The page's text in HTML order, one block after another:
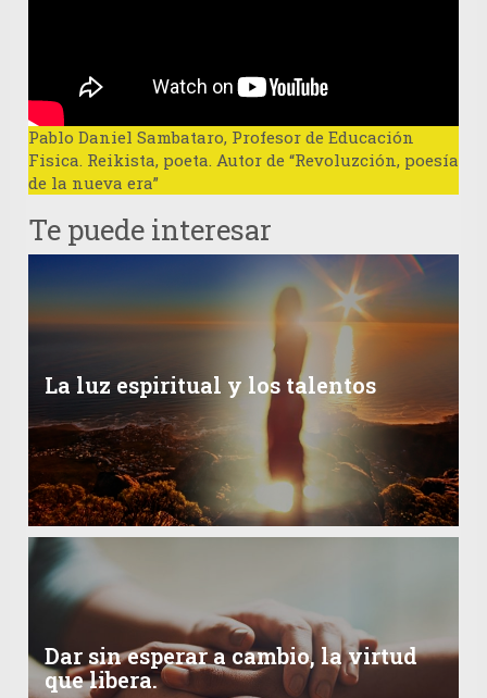
Pablo Daniel Sambataro, Profesor de Educación
Fisica. Reikista, poeta. Autor de “Revoluzción, poesía
de la nueva era”
Te puede interesar
La luz espiritual y los talentos
Dar sin esperar a cambio, la virtud
que libera.